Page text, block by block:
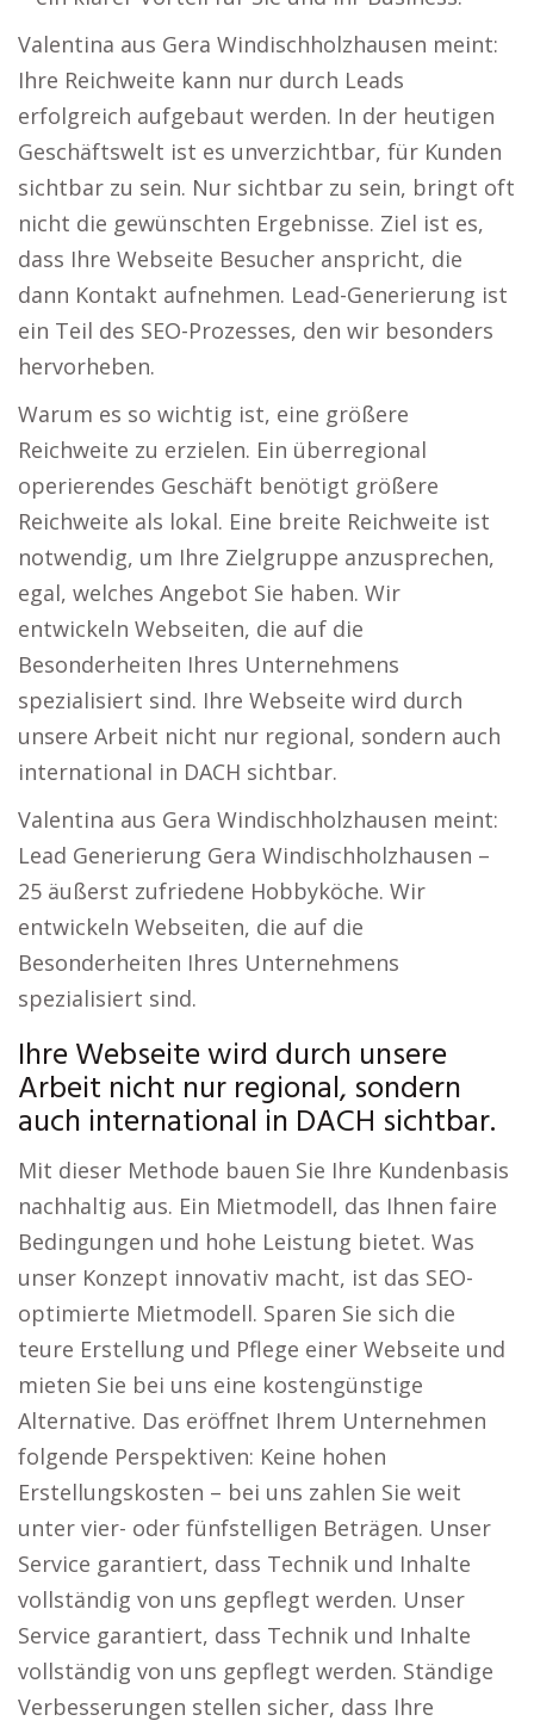
Valentina aus Gera Windischholzhausen meint:
Ihre Reichweite kann nur durch Leads
erfolgreich aufgebaut werden. In der heutigen
Geschäftswelt ist es unverzichtbar, für Kunden
sichtbar zu sein. Nur sichtbar zu sein, bringt oft
nicht die gewünschten Ergebnisse. Ziel ist es,
dass Ihre Webseite Besucher anspricht, die
dann Kontakt aufnehmen. Lead-Generierung ist
ein Teil des SEO-Prozesses, den wir besonders
hervorheben.
Warum es so wichtig ist, eine größere
Reichweite zu erzielen. Ein überregional
operierendes Geschäft benötigt größere
Reichweite als lokal. Eine breite Reichweite ist
notwendig, um Ihre Zielgruppe anzusprechen,
egal, welches Angebot Sie haben. Wir
entwickeln Webseiten, die auf die
Besonderheiten Ihres Unternehmens
spezialisiert sind. Ihre Webseite wird durch
unsere Arbeit nicht nur regional, sondern auch
international in DACH sichtbar.
Valentina aus Gera Windischholzhausen meint:
Lead Generierung Gera Windischholzhausen –
25 äußerst zufriedene Hobbyköche. Wir
entwickeln Webseiten, die auf die
Besonderheiten Ihres Unternehmens
spezialisiert sind.
Ihre Webseite wird durch unsere
Arbeit nicht nur regional, sondern
auch international in DACH sichtbar.
Mit dieser Methode bauen Sie Ihre Kundenbasis
nachhaltig aus. Ein Mietmodell, das Ihnen faire
Bedingungen und hohe Leistung bietet. Was
unser Konzept innovativ macht, ist das SEO-
optimierte Mietmodell. Sparen Sie sich die
teure Erstellung und Pflege einer Webseite und
mieten Sie bei uns eine kostengünstige
Alternative. Das eröffnet Ihrem Unternehmen
folgende Perspektiven: Keine hohen
Erstellungskosten – bei uns zahlen Sie weit
unter vier- oder fünfstelligen Beträgen. Unser
Service garantiert, dass Technik und Inhalte
vollständig von uns gepflegt werden. Unser
Service garantiert, dass Technik und Inhalte
vollständig von uns gepflegt werden. Ständige
Verbesserungen stellen sicher, dass Ihre